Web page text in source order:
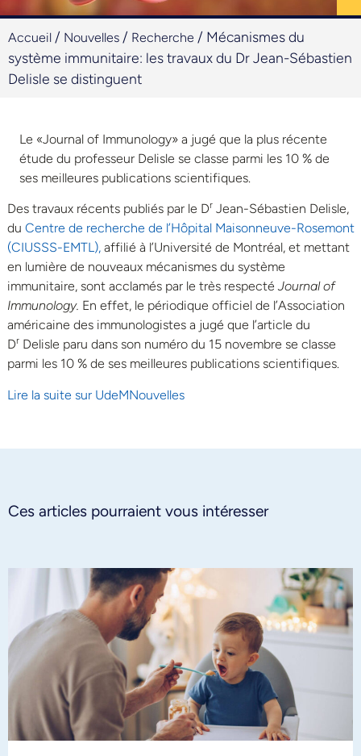
Accueil / Nouvelles / Recherche / Mécanismes du
système immunitaire: les travaux du Dr Jean-Sébastien
Delisle se distinguent
Le «Journal of Immunology» a jugé que la plus récente
étude du professeur Delisle se classe parmi les 10 % de
ses meilleures publications scientifiques.
Des travaux récents publiés par le Dr Jean-Sébastien Delisle,
du Centre de recherche de l’Hôpital Maisonneuve-Rosemont
(CIUSSS-EMTL), affilié à l’Université de Montréal, et mettant
en lumière de nouveaux mécanismes du système
immunitaire, sont acclamés par le très respecté Journal of
Immunology. En effet, le périodique officiel de l’Association
américaine des immunologistes a jugé que l’article du
Dr Delisle paru dans son numéro du 15 novembre se classe
parmi les 10 % de ses meilleures publications scientifiques.
Lire la suite sur UdeMNouvelles
Ces articles pourraient vous intéresser